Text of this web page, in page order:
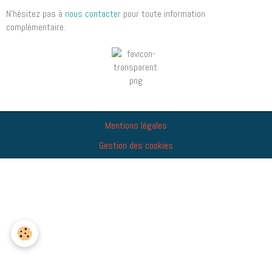
N’hésitez pas à nous contacter pour toute information
complémentaire.
Mentions légales
Gestion des cookies